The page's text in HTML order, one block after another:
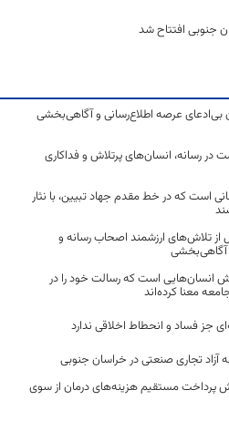
جنوبی افتتاح شد
عرصه اطلاع‌رسانی و آگاهی‌بخشی
در رسانه، انسان‌های پرتلاش و فداکاری
است که در خط مقدم جهاد تبیین، با نثار
از تلاش‌های ارزشمند اصحاب رسانه و
آگاهی‌بخشی
انسان‌هایی است که رسالت خود را در
معنا کرده‌اند
جز فساد و انحطاط اخلاقی ندارد
آزاد تجاری صنعتی در خراسان جنوبی
پرداخت مستقیم هزینه‌های درمان از سوی